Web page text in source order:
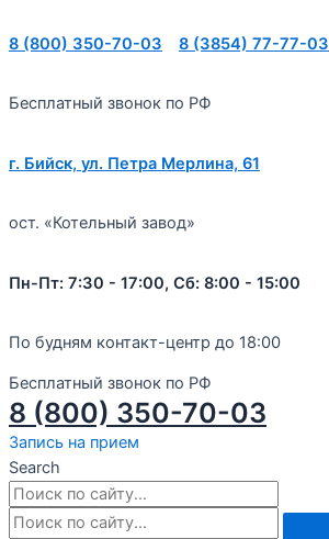
8 (800) 350-70-03 8 (3854) 77-77-03
Бесплатный звонок по РФ
г. Бийск, ул. Петра Мерлина, 61
ост. «Котельный завод»
Пн-Пт: 7:30 - 17:00, Сб: 8:00 - 15:00
По будням контакт-центр до 18:00
Бесплатный звонок по РФ
8 (800) 350-70-03
Запись на прием
Search